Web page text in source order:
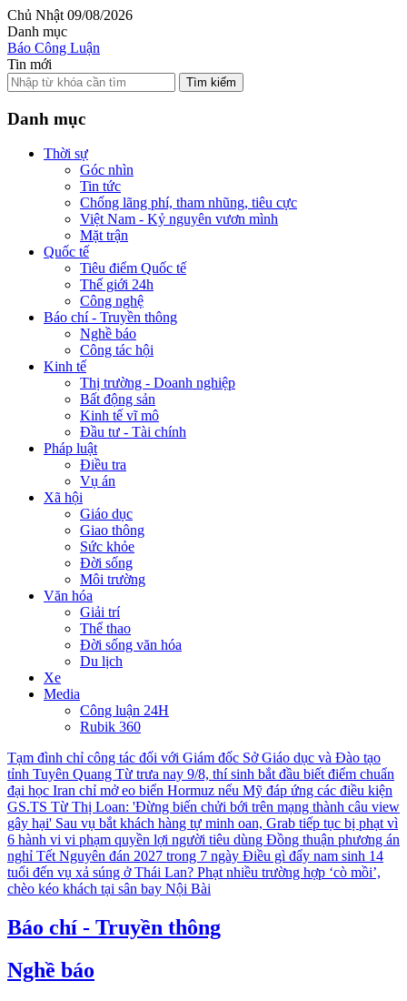
Chủ Nhật 09/08/2026
Danh mục
Báo Công Luận
Tin mới
Tìm kiếm
Danh mục
Thời sự
Góc nhìn
Tin tức
Chống lãng phí, tham nhũng, tiêu cực
Việt Nam - Kỷ nguyên vươn mình
Mặt trận
Quốc tế
Tiêu điểm Quốc tế
Thế giới 24h
Công nghệ
Báo chí - Truyền thông
Nghề báo
Công tác hội
Kinh tế
Thị trường - Doanh nghiệp
Bất động sản
Kinh tế vĩ mô
Đầu tư - Tài chính
Pháp luật
Điều tra
Vụ án
Xã hội
Giáo dục
Giao thông
Sức khỏe
Đời sống
Môi trường
Văn hóa
Giải trí
Thể thao
Đời sống văn hóa
Du lịch
Xe
Media
Công luận 24H
Rubik 360
Tạm đình chỉ công tác đối với Giám đốc Sở Giáo dục và Đào tạo
tỉnh Tuyên Quang Từ trưa nay 9/8, thí sinh bắt đầu biết điểm chuẩn
đại học Iran chỉ mở eo biển Hormuz nếu Mỹ đáp ứng các điều kiện
GS.TS Từ Thị Loan: 'Đừng biến chửi bới trên mạng thành câu view
gây hại' Sau vụ bắt khách hàng tự minh oan, Grab tiếp tục bị phạt vì
6 hành vi vi phạm quyền lợi người tiêu dùng Đồng thuận phương án
nghỉ Tết Nguyên đán 2027 trong 7 ngày Điều gì đẩy nam sinh 14
tuổi đến vụ xả súng ở Thái Lan? Phạt nhiều trường hợp ‘cò mồi’,
chèo kéo khách tại sân bay Nội Bài
Báo chí - Truyền thông
Nghề báo